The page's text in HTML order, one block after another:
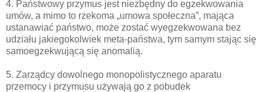
4. Państwowy przymus jest niezbędny do egzekwowania
umów, a mimo to rzekoma „umowa społeczna”, mająca
ustanawiać państwo, może zostać wyegzekwowana bez
udziału jakiegokolwiek meta-państwa, tym samym stając się
samoegzekwującą się anomalią.
5. Zarządcy dowolnego monopolistycznego aparatu
przemocy i przymusu używają go z pobudek